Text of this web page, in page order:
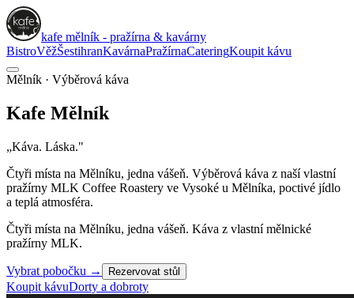
kafe mělník - pražírna & kavárny
BistroVěžŠestihranKavárnaPražírnaCateringKoupit kávu
Mělník · Výběrová káva
Kafe Mělník
„Káva. Láska."
Čtyři místa na Mělníku, jedna vášeň. Výběrová káva z naší vlastní
pražírny MLK Coffee Roastery ve Vysoké u Mělníka, poctivé jídlo
a teplá atmosféra.
Čtyři místa na Mělníku, jedna vášeň. Káva z vlastní mělnické
pražírny MLK.
Vybrat pobočku → Rezervovat stůl
Koupit kávuDorty a dobroty